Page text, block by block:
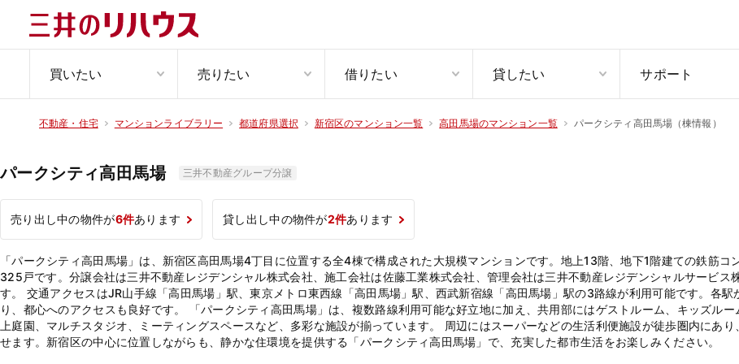
買いたい 売りたい 借りたい 貸したい サポート
不動産・住宅 マンションライブラリー 都道府県選択 新宿区のマンション一覧 高田馬場のマンション一覧 パークシティ高田馬場（棟情報）
パークシティ高田馬場 三井不動産グループ分譲
売り出し中の物件が6件あります 貸し出し中の物件が2件あります
「パークシティ高田馬場」は、新宿区高田馬場4丁目に位置する全4棟で構成された大規模マンションです。地上13階、地下1階建ての鉄筋コ
325戸です。分譲会社は三井不動産レジデンシャル株式会社、施工会社は佐藤工業株式会社、管理会社は三井不動産レジデンシャルサービス
す。 交通アクセスはJR山手線「高田馬場」駅、東京メトロ東西線「高田馬場」駅、西武新宿線「高田馬場」駅の3路線が利用可能です。各
り、都心へのアクセスも良好です。 「パークシティ高田馬場」は、複数路線利用可能な好立地に加え、共用部にはゲストルーム、キッズル
上庭園、マルチスタジオ、ミーティングスペースなど、多彩な施設が揃っています。 周辺にはスーパーなどの生活利便施設が徒歩圏内にあ
せます。新宿区の中心に位置しながらも、静かな住環境を提供する「パークシティ高田馬場」で、充実した都市生活をお楽しみください。